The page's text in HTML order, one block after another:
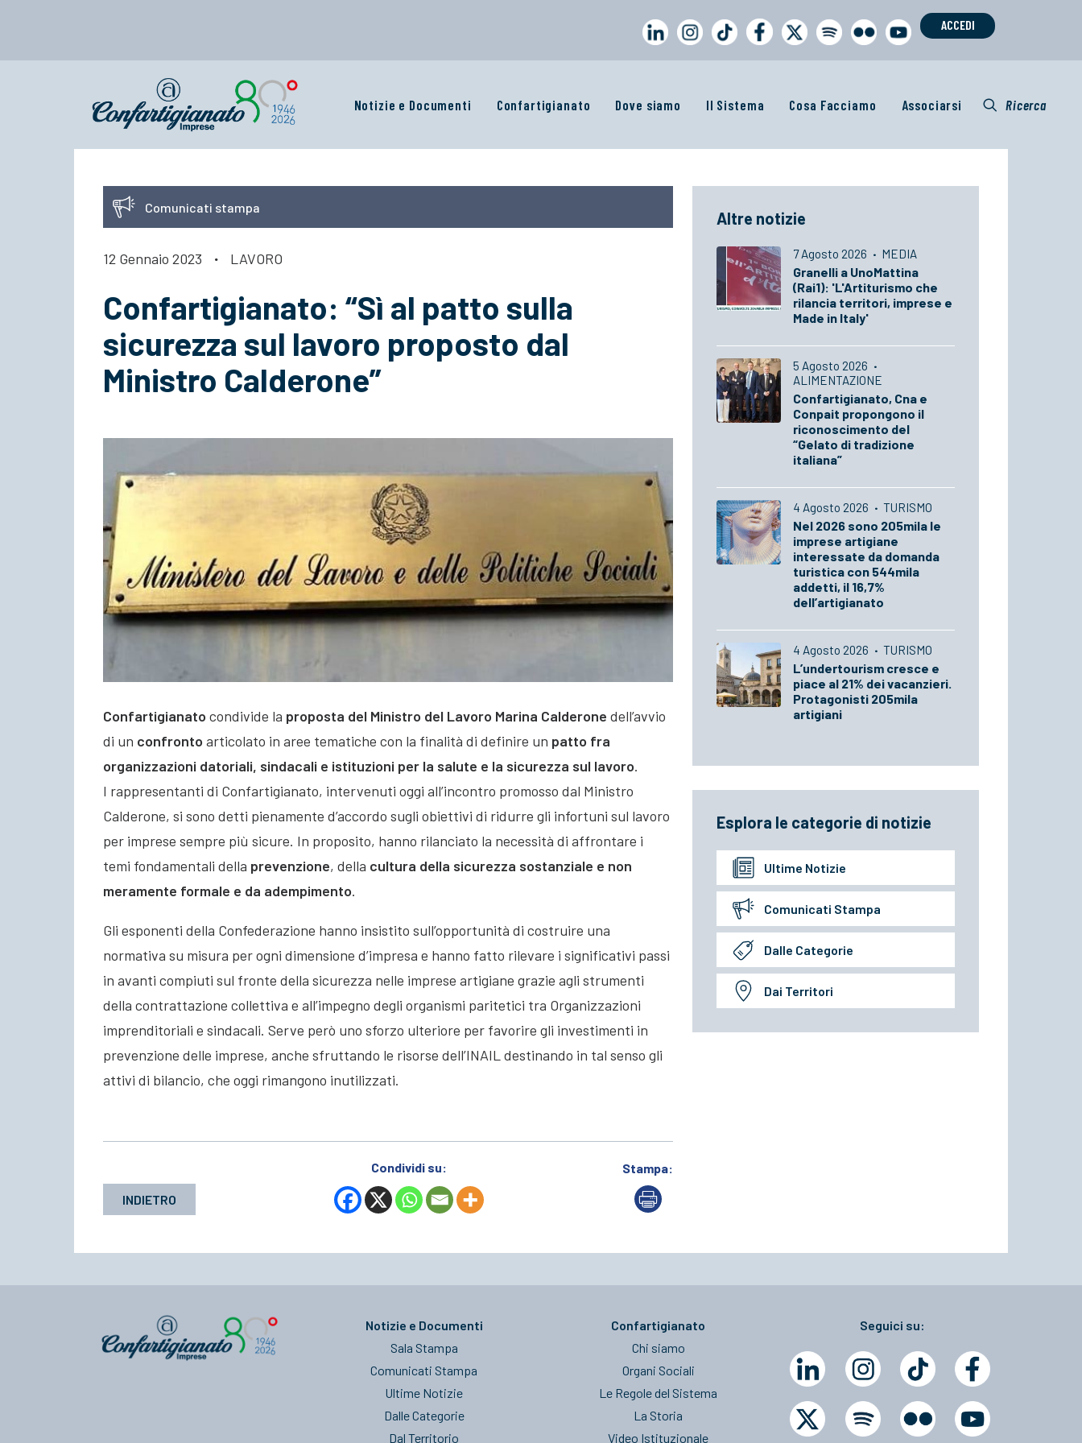
ACCEDI
Notizie e Documenti Confartigianato Dove siamo Il Sistema Cosa Facciamo Associarsi Ricerca
Comunicati stampa
12 Gennaio 2023 · LAVORO
Confartigianato: “Sì al patto sulla
sicurezza sul lavoro proposto dal
Ministro Calderone”
Confartigianato condivide la proposta del Ministro del Lavoro Marina Calderone dell’avvio
di un confronto articolato in aree tematiche con la finalità di definire un patto fra
organizzazioni datoriali, sindacali e istituzioni per la salute e la sicurezza sul lavoro.
I rappresentanti di Confartigianato, intervenuti oggi all’incontro promosso dal Ministro
Calderone, si sono detti pienamente d’accordo sugli obiettivi di ridurre gli infortuni sul lavoro
per imprese sempre più sicure. In proposito, hanno rilanciato la necessità di affrontare i
temi fondamentali della prevenzione, della cultura della sicurezza sostanziale e non
meramente formale e da adempimento.
Gli esponenti della Confederazione hanno insistito sull’opportunità di costruire una
normativa su misura per ogni dimensione d’impresa e hanno fatto rilevare i significativi passi
in avanti compiuti sul fronte della sicurezza nelle imprese artigiane grazie agli strumenti
della contrattazione collettiva e all’impegno degli organismi paritetici tra Organizzazioni
imprenditoriali e sindacali. Serve però uno sforzo ulteriore per favorire gli investimenti in
prevenzione delle imprese, anche sfruttando le risorse dell’INAIL destinando in tal senso gli
attivi di bilancio, che oggi rimangono inutilizzati.
INDIETRO
Condividi su: Stampa:
Altre notizie
7 Agosto 2026 · MEDIA
Granelli a UnoMattina
(Rai1): 'L'Artiturismo che
rilancia territori, imprese e
Made in Italy'
5 Agosto 2026 ·
ALIMENTAZIONE
Confartigianato, Cna e
Conpait propongono il
riconoscimento del
“Gelato di tradizione
italiana”
4 Agosto 2026 · TURISMO
Nel 2026 sono 205mila le
imprese artigiane
interessate da domanda
turistica con 544mila
addetti, il 16,7%
dell’artigianato
4 Agosto 2026 · TURISMO
L’undertourism cresce e
piace al 21% dei vacanzieri.
Protagonisti 205mila
artigiani
Esplora le categorie di notizie
Ultime Notizie
Comunicati Stampa
Dalle Categorie
Dai Territori
Notizie e Documenti
Sala Stampa
Comunicati Stampa
Ultime Notizie
Dalle Categorie
Dal Territorio
Confartigianato
Chi siamo
Organi Sociali
Le Regole del Sistema
La Storia
Video Istituzionale
Seguici su: